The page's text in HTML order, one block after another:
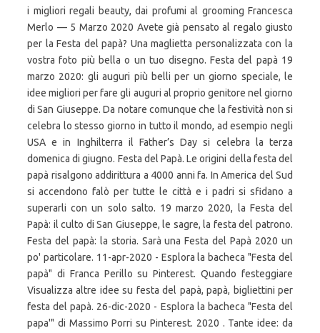
i migliori regali beauty, dai profumi al grooming Francesca
Merlo — 5 Marzo 2020 Avete già pensato al regalo giusto
per la Festa del papà? Una maglietta personalizzata con la
vostra foto più bella o un tuo disegno. Festa del papà 19
marzo 2020: gli auguri più belli per un giorno speciale, le
idee migliori per fare gli auguri al proprio genitore nel giorno
di San Giuseppe. Da notare comunque che la festività non si
celebra lo stesso giorno in tutto il mondo, ad esempio negli
USA e in Inghilterra il Father’s Day si celebra la terza
domenica di giugno. Festa del Papà. Le origini della festa del
papà risalgono addirittura a 4000 anni fa. In America del Sud
si accendono falò per tutte le città e i padri si sfidano a
superarli con un solo salto. 19 marzo 2020, la Festa del
Papà: il culto di San Giuseppe, le sagre, la festa del patrono.
Festa del papà: la storia. Sarà una Festa del Papà 2020 un
po' particolare. 11-apr-2020 - Esplora la bacheca "Festa del
papà" di Franca Perillo su Pinterest. Quando festeggiare
Visualizza altre idee su festa del papà, papà, bigliettini per
festa del papà. 26-dic-2020 - Esplora la bacheca "Festa del
papa'" di Massimo Porri su Pinterest. 2020 . Tante idee: da